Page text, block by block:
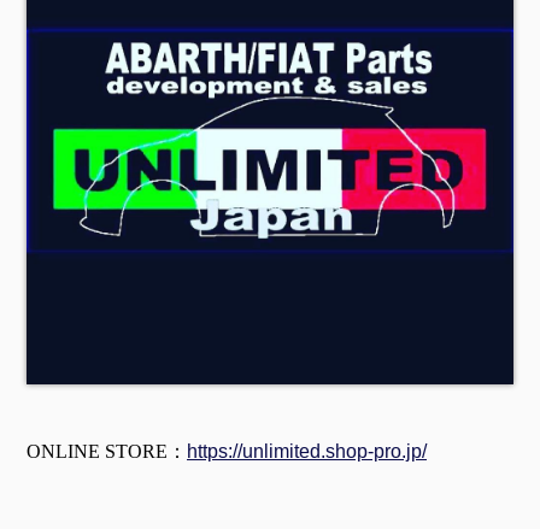
ONLINE STORE： https://unlimited.shop-pro.jp/